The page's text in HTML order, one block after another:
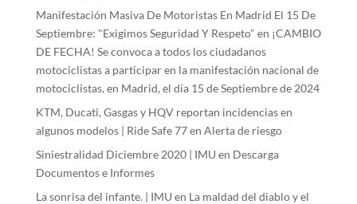
Manifestación Masiva De Motoristas En Madrid El 15 De
Septiembre: "Exigimos Seguridad Y Respeto" en ¡CAMBIO
DE FECHA! Se convoca a todos los ciudadanos
motociclistas a participar en la manifestación nacional de
motociclistas, en Madrid, el día 15 de Septiembre de 2024
KTM, Ducati, Gasgas y HQV reportan incidencias en
algunos modelos | Ride Safe 77en Alerta de riesgo
Siniestralidad Diciembre 2020 | IMU en Descarga
Documentos e Informes
La sonrisa del infante. | IMU en La maldad del diablo y el